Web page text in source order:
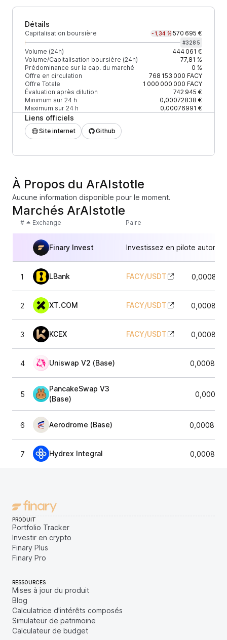
Détails
Capitalisation boursière -1,34 % 570 695 €
#3285
Volume (24h)
444 061 €
Volume/Capitalisation boursière (24h)
77,81 %
Prédominance sur la cap. du marché
0 %
Offre en circulation
768 153 000 FACY
Offre Totale
1 000 000 000 FACY
Évaluation après dilution
742 945 €
Minimum sur 24 h
0,00072838 €
Maximum sur 24 h
0,00076991 €
Liens officiels
Site internet Github
À Propos du ArAIstotle
Aucune information disponible pour le moment.
Marchés ArAIstotle
# Exchange Paire
Finary Invest Investissez en pilote
1 LBank FACY/USDT
2 XT.COM FACY/USDT
3 KCEX FACY/USDT
4 Uniswap V2 (Base)
5
PancakeSwap V3
(Base)
6 Aerodrome (Base)
7 Hydrex Integral
PRODUIT
Portfolio Tracker
Investir en crypto
Finary Plus
Finary Pro
RESSOURCES
Mises à jour du produit
Blog
Calculatrice d'intérêts composés
Simulateur de patrimoine
Calculateur de budget